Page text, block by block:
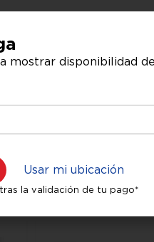
2 .- No se toma en
4 .-
mostrar disponibilidad de
Usar mi ubicación
la validación de tu pago*